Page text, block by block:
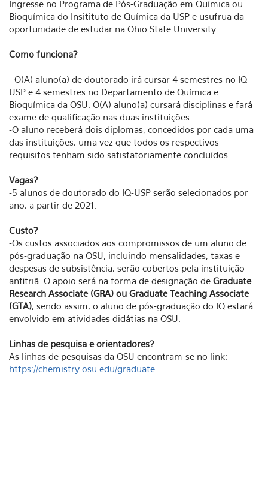
Ingresse no Programa de Pós-Graduação em Química ou
Bioquímica do Insitituto de Química da USP e usufrua da
oportunidade de estudar na Ohio State University.
Como funciona?
- O(A) aluno(a) de doutorado irá cursar 4 semestres no IQ-
USP e 4 semestres no Departamento de Química e
Bioquímica da OSU. O(A) aluno(a) cursará disciplinas e fará
exame de qualificação nas duas instituições.
-O aluno receberá dois diplomas, concedidos por cada uma
das instituições, uma vez que todos os respectivos
requisitos tenham sido satisfatoriamente concluídos.
Vagas?
-5 alunos de doutorado do IQ-USP ​​serão selecionados por
ano, a partir de 2021.
Custo?
-Os custos associados aos compromissos de um aluno de
pós-graduação na OSU, incluindo mensalidades, taxas e
despesas de subsistência, serão cobertos pela instituição
anfitriã. O apoio será na forma de designação de Graduate
Research Associate (GRA) ou Graduate Teaching Associate
(GTA), sendo assim, o aluno de pós-graduação do IQ estará
envolvido em atividades didátias na OSU.
Linhas de pesquisa e orientadores?
As linhas de pesquisas da OSU encontram-se no link:
https://chemistry.osu.edu/graduate